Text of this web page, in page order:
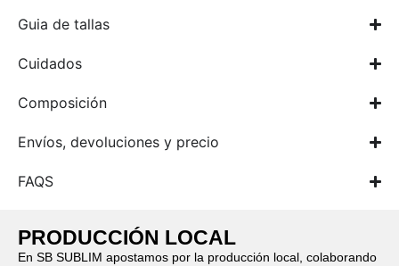
Guia de tallas
Cuidados
Composición
Envíos, devoluciones y precio
FAQS
PRODUCCIÓN LOCAL
En SB SUBLIM apostamos por la producción local, colaborando